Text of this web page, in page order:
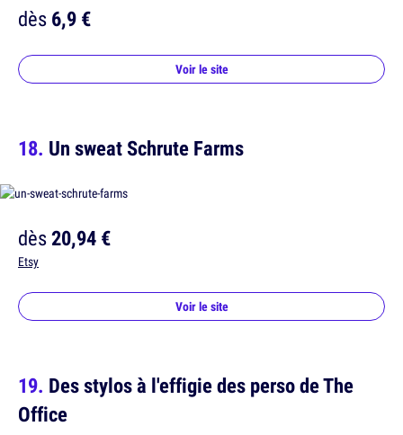
dès6,9 €
Voir le site
Un sweat Schrute Farms
dès20,94 €
Etsy
Voir le site
Des stylos à l'effigie des perso de The
Office